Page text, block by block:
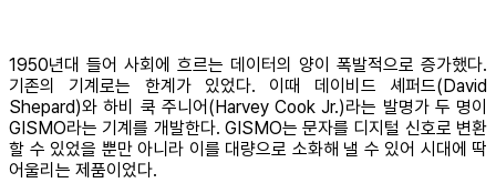
1950년대 들어 사회에 흐르는 데이터의 양이 폭발적으로 증가했다.
기존의 기계로는 한계가 있었다. 이때 데이비드 셰퍼드(David
Shepard)와 하비 쿡 주니어(Harvey Cook Jr.)라는 발명가 두 명이
GISMO라는 기계를 개발한다. GISMO는 문자를 디지털 신호로 변환
할 수 있었을 뿐만 아니라 이를 대량으로 소화해 낼 수 있어 시대에 딱
어울리는 제품이었다.